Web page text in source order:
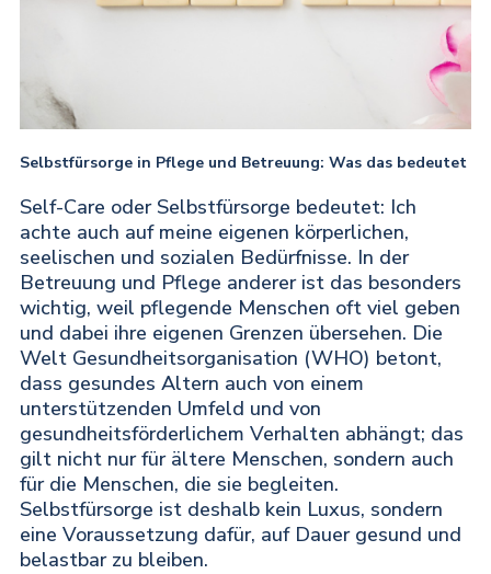
Selbstfürsorge in Pflege und Betreuung: Was das bedeutet
Self-Care oder Selbstfürsorge bedeutet: Ich
achte auch auf meine eigenen körperlichen,
seelischen und sozialen Bedürfnisse. In der
Betreuung und Pflege anderer ist das besonders
wichtig, weil pflegende Menschen oft viel geben
und dabei ihre eigenen Grenzen übersehen. Die
Welt Gesundheitsorganisation (WHO) betont,
dass gesundes Altern auch von einem
unterstützenden Umfeld und von
gesundheitsförderlichem Verhalten abhängt; das
gilt nicht nur für ältere Menschen, sondern auch
für die Menschen, die sie begleiten.
Selbstfürsorge ist deshalb kein Luxus, sondern
eine Voraussetzung dafür, auf Dauer gesund und
belastbar zu bleiben.